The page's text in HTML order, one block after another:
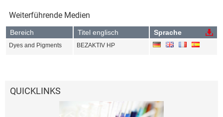
Weiterführende Medien
Bereich Titel englisch Sprache
Dyes and Pigments BEZAKTIV HP
QUICKLINKS